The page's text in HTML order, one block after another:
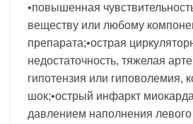
•повышенная
веществу или любому
препарата;•острая
недостаточность, тяжелая
гипотензия или гиповолемия,
шок;•острый инфаркт
давлением наполнения левого